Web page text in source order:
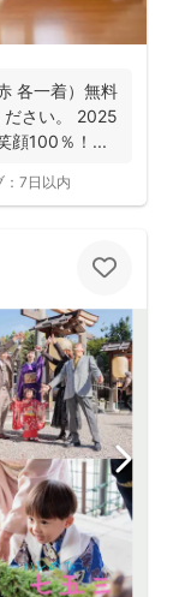
各一着）無料
ださい。 2025
顔100％！...
7日以内